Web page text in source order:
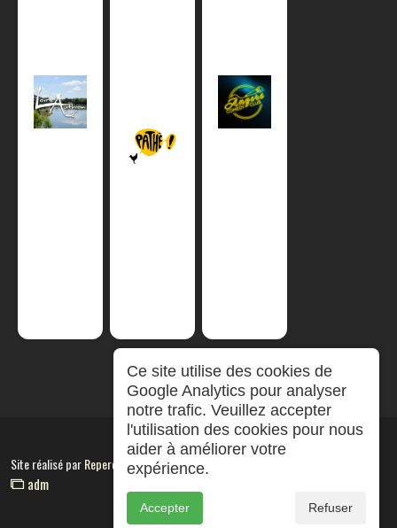
Site réalisé parRepereCom
adm
Ce site utilise des cookies de
Google Analytics pour analyser
notre trafic. Veuillez accepter
l'utilisation des cookies pour nous
aider à améliorer votre
expérience.
Accepter Refuser